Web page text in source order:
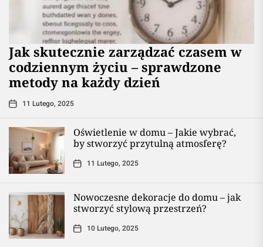
Jak skutecznie zarządzać czasem w
codziennym życiu – sprawdzone
metody na każdy dzień
11 Lutego, 2025
Oświetlenie w domu – Jakie wybrać,
by stworzyć przytulną atmosferę?
11 Lutego, 2025
Nowoczesne dekoracje do domu – jak
stworzyć stylową przestrzeń?
10 Lutego, 2025